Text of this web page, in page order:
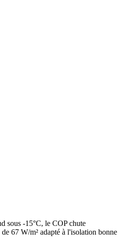
sous -15°C, le COP chute
67 W/m² adapté à l'isolation bonne